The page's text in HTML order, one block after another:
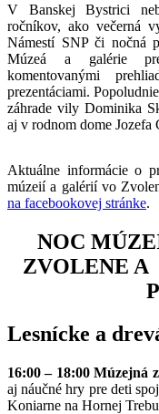
V Banskej Bystrici
ročníkov, ako večerná
Námestí SNP či nočná
Múzeá a galérie
komentovanými
prezentáciami.
záhrade vily Dominika
aj v rodnom dome Jozefa
Aktuálne informácie o
múzeií a galérií vo
na facebookovej stránke.
NOC
ZVOLENE A
Lesnícke a
16:00 – 18:00 Múzejná
aj náučné hry pre deti
Koniarne na Hornej